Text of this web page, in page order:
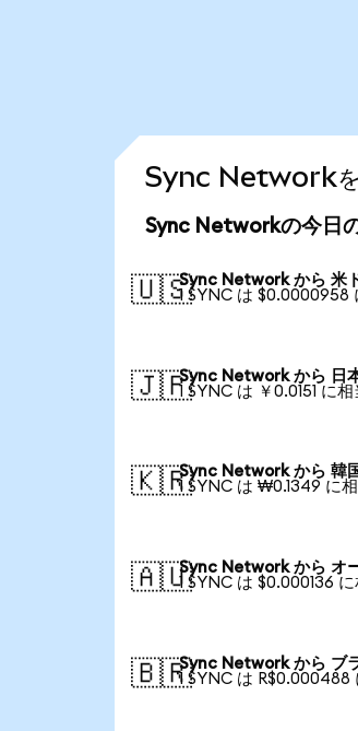
Sync Networkを
Sync Networkの今日
🇺🇸Sync Network から 米
1 SYNC は $0.0000958
🇯🇵Sync Network から 日
1 SYNC は ￥0.0151 に相
🇰🇷Sync Network から 韓
1 SYNC は ₩0.1349 に
🇦🇺Sync Network から オ
1 SYNC は $0.000136 に
🇧🇷Sync Network から ブ
1 SYNC は R$0.000488